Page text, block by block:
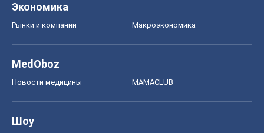
Экономика
Рынки и компании Mакроэкономика
MedOboz
Новости медицины MAMACLUB
Шоу